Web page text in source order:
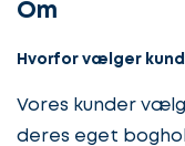
Om
Hvorfor vælger
Vores kunder
deres eget